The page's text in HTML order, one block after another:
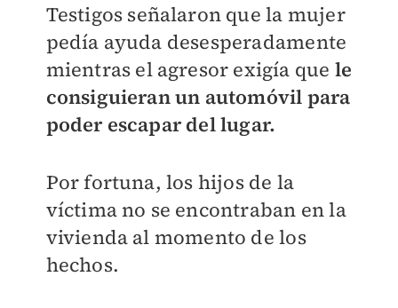
Testigos señalaron que la mujer
pedía ayuda desesperadamente
mientras el agresor exigía que le
consiguieran un automóvil para
poder escapar del lugar.
Por fortuna, los hijos de la
víctima no se encontraban en la
vivienda al momento de los
hechos.